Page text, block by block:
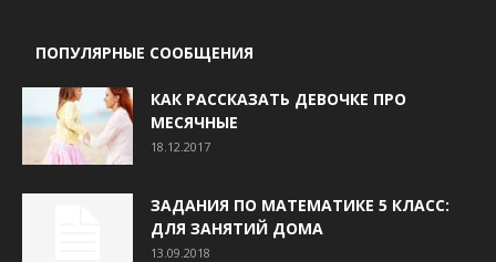
ПОПУЛЯРНЫЕ СООБЩЕНИЯ
КАК РАССКАЗАТЬ ДЕВОЧКЕ ПРО
МЕСЯЧНЫЕ
18.12.2017
ЗАДАНИЯ ПО МАТЕМАТИКЕ 5 КЛАСС:
ДЛЯ ЗАНЯТИЙ ДОМА
13.09.2018